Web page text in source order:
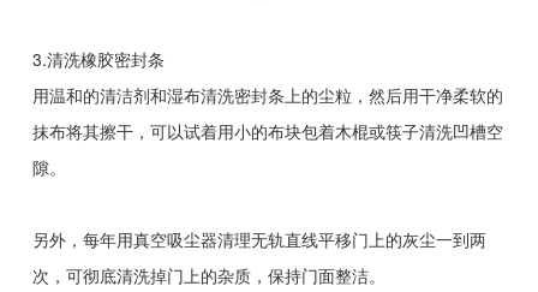
3.清洗橡胶密封条
用温和的清洁剂和湿布清洗密封条上的尘粒，然后用干净柔软的
抹布将其擦干，可以试着用小的布块包着木棍或筷子清洗凹槽空
隙。
另外，每年用真空吸尘器清理无轨直线平移门上的灰尘一到两
次，可彻底清洗掉门上的杂质，保持门面整洁。